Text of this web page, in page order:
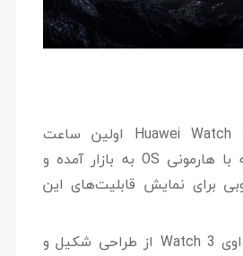
ساعت هوشمند Huawei Watch 3 اولین ساعت
هوشمندی است که با هارمونی OS به بازار آمده و
برای نمایش قابلیت‌های این
ساعت هوشمند هواوی Watch 3 از طراحی شکیل و